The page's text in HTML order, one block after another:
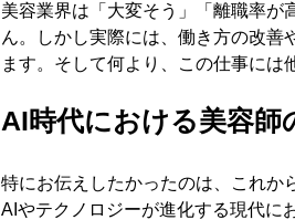
美容業界は「大変そう」「離職率が
ん。しかし実際には、働き方の改善
ます。そして何より、この仕事には
AI時代における美容師
特にお伝えしたかったのは、これか
AIやテクノロジーが進化する現代に